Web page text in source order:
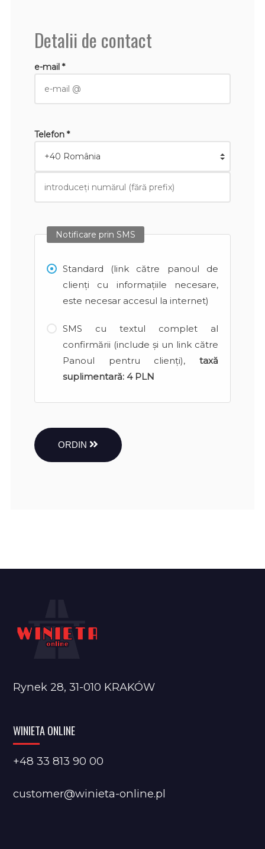
Detalii de contact
e-mail *
Telefon *
Notificare prin SMS
Standard (link către panoul de
clienți cu informațiile necesare,
este necesar accesul la internet)
SMS cu textul complet al
confirmării (include și un link către
Panoul pentru clienți), taxă
suplimentară: 4 PLN
ORDIN
Rynek 28, 31-010 KRAKÓW
WINIETA ONLINE
+48 33 813 90 00
customer@winieta-online.pl